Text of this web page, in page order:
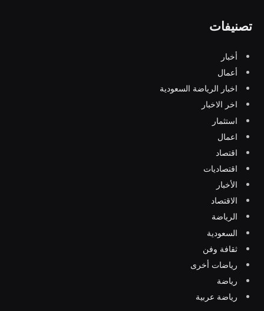
تصنيفات
أخبار
أعمال
اخبار الرياضة السعودية
اخر الاخبار
استثمار
اعمال
اقتصاد
اقتصاديات
الأخبار
الاقتصاد
الرياضة
السعودية
ثقافة وفن
رياضات أخرى
رياضة
رياضة عربية